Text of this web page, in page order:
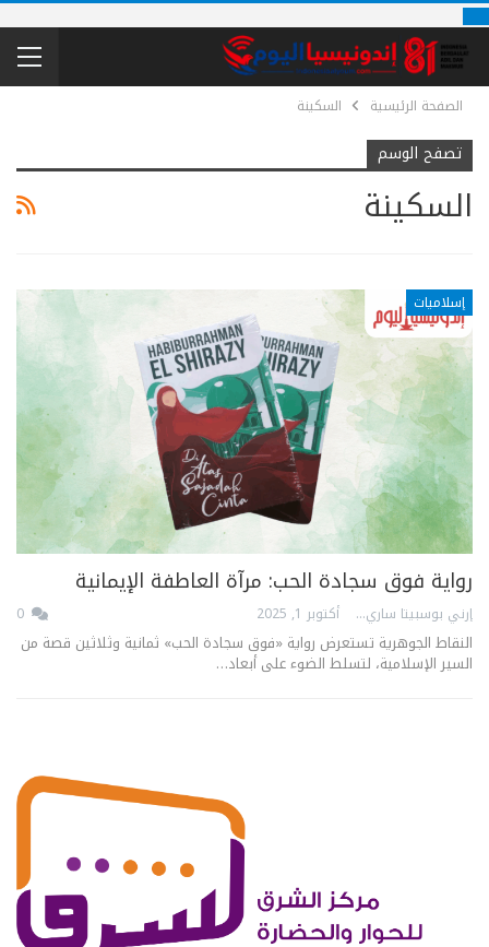
الصفحة الرئيسية السكينة
تصفح الوسم
السكينة
إسلاميات
رواية فوق سجادة الحب: مرآة العاطفة الإيمانية
إرني بوسبيتا ساري أكتوبر 1, 2025
النقاط الجوهرية تستعرض رواية «فوق سجادة الحب» ثمانية وثلاثين قصة من
السير الإسلامية، لتسلط الضوء على أبعاد…